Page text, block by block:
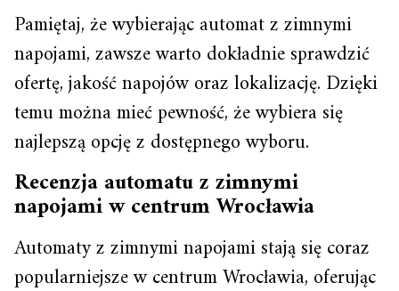
Pamiętaj, że wybierając automat z zimnymi
napojami, zawsze warto dokładnie sprawdzić
ofertę, jakość napojów oraz lokalizację. Dzięki
temu można mieć pewność, że wybiera się
najlepszą opcję z dostępnego wyboru.
Recenzja automatu z zimnymi
napojami w centrum Wrocławia
Automaty z zimnymi napojami stają się coraz
popularniejsze w centrum Wrocławia, oferując